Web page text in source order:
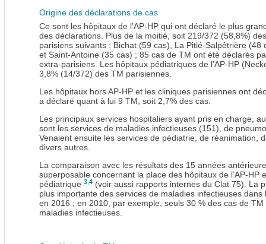
Origine des déclarations de cas
Ce sont les hôpitaux de l’AP-HP qui ont déclaré le plus
des déclarations. Plus de la moitié, soit 219/372 (58,8%)
parisiens suivants : Bichat (59 cas), La Pitié-Salpêtrière
et Saint-Antoine (35 cas) ; 85 cas de TM ont été déclarés
extra-parisiens. Les hôpitaux pédiatriques de l’AP-HP
3,8% (14/372) des TM parisiennes.
Les hôpitaux hors AP-HP et les cliniques parisiennes ont
a déclaré quant à lui 9 TM, soit 2,7% des cas.
Les principaux services hospitaliers ayant pris en charge,
sont les services de maladies infectieuses (151), de
Venaient ensuite les services de pédiatrie, de réanimation,
divers autres.
La comparaison avec les résultats des 15 années
superposable concernant la place des hôpitaux de l’AP-HP
pédiatrique 3 4 (voir aussi rapports internes du Clat 75). La
plus importante des services de maladies infectieuses
en 2016 ; en 2010, par exemple, seuls 30 % des cas de
maladies infectieuses.